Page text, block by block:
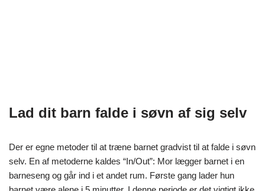
Lad dit barn falde i søvn af sig selv
Der er egne metoder til at træne barnet gradvist til at falde i søvn
selv. En af metoderne kaldes “In/Out”: Mor lægger barnet i en
barneseng og går ind i et andet rum. Første gang lader hun